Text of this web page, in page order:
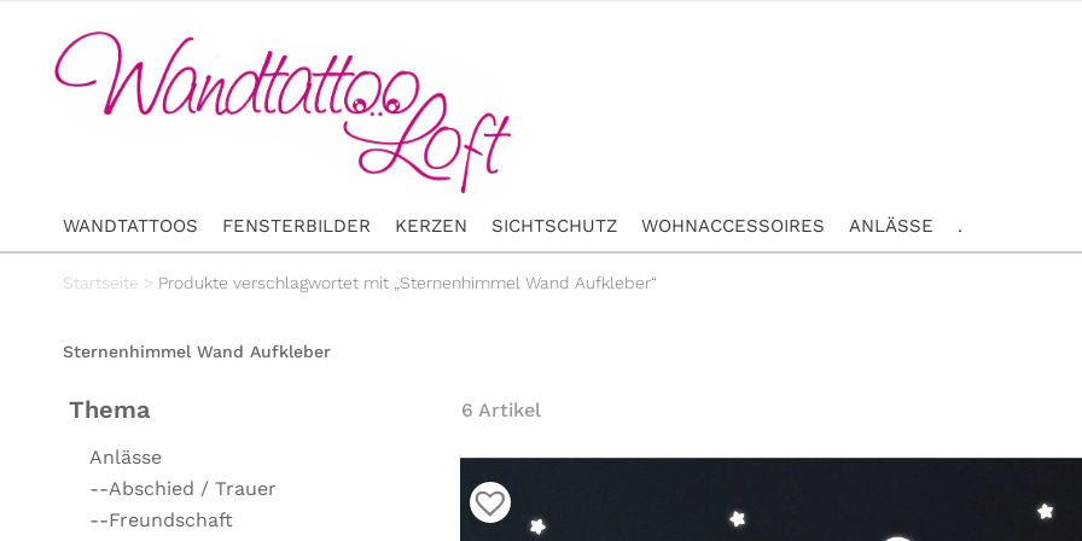
WANDTATTOOS FENSTERBILDER KERZEN SICHTSCHUTZ WOHNACCESSOIRES ANLÄSSE .
Startseite > Produkte verschlagwortet mit „Sternenhimmel Wand Aufkleber“
Sternenhimmel Wand Aufkleber
Thema
Anlässe
--Abschied / Trauer
--Freundschaft
6 Artikel